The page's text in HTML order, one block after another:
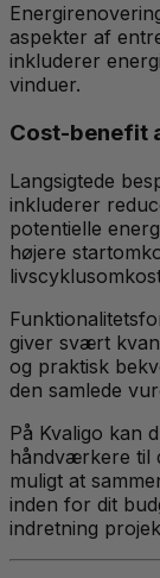
aspekter af
inkluderer
vinduer.
Cost-benefit
Langsigtede
inkluderer
potentielle
højere
giver svært
og praktisk
den samlede
På Kvaligo kan
håndværkere til
muligt at
inden for dit
indretning